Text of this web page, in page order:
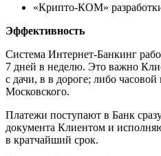
«Крипто-КОМ»
Эффективность
Система Интернет-Банкинг
7 дней в неделю. Это важно
с дачи, в в дороге; либо часовой
Московского.
Платежи поступают в Банк
документа Клиентом и
в кратчайший срок.